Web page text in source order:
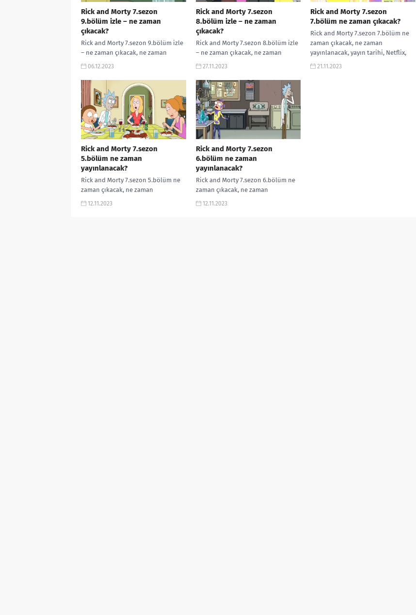
Rick and Morty 7.sezon
9.bölüm izle – ne zaman
çıkacak?
Rick and Morty 7.sezon 9.bölüm izle
– ne zaman çıkacak, ne zaman
yayınlanacak, yayın tarihi, Netflix,
izle...
06.12.2023
Rick and Morty 7.sezon
8.bölüm izle – ne zaman
çıkacak?
Rick and Morty 7.sezon 8.bölüm izle
– ne zaman çıkacak, ne zaman
yayınlanacak, yayın tarihi, Netflix,
izle...
27.11.2023
Rick and Morty 7.sezon
7.bölüm ne zaman çıkacak?
Rick and Morty 7.sezon 7.bölüm ne
zaman çıkacak, ne zaman
yayınlanacak, yayın tarihi, Netflix,
yorumları, incelemesi, fragmanı, izle
21.11.2023
Rick and Morty 7.sezon
5.bölüm ne zaman
yayınlanacak?
Rick and Morty 7.sezon 5.bölüm ne
zaman çıkacak, ne zaman
yayınlanacak, yayın tarihi, Netflix,
12.11.2023
Rick and Morty 7.sezon
6.bölüm ne zaman
yayınlanacak?
Rick and Morty 7.sezon 6.bölüm ne
zaman çıkacak, ne zaman
yayınlanacak, yayın tarihi, Netflix,
12.11.2023